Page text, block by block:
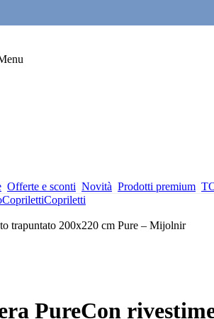
Offerte e sconti Novità Prodotti premium
CoprilettiCopriletti
PureCon